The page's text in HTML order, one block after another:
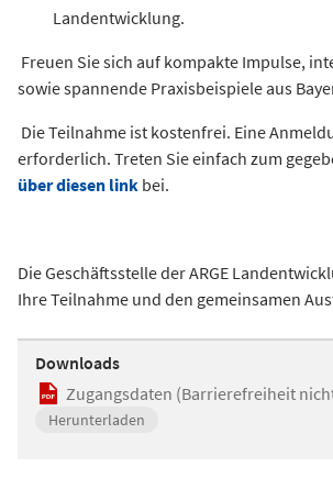
Landentwicklung.
Freuen Sie sich auf kompakte Impulse,
sowie spannende Praxisbeispiele aus
Die Teilnahme ist kostenfrei. Eine
erforderlich. Treten Sie einfach zum
über diesen link bei.
Die Geschäftsstelle der ARGE
Ihre Teilnahme und den gemeinsamen
Downloads
Zugangsdaten (Barrierefreiheit
Herunterladen